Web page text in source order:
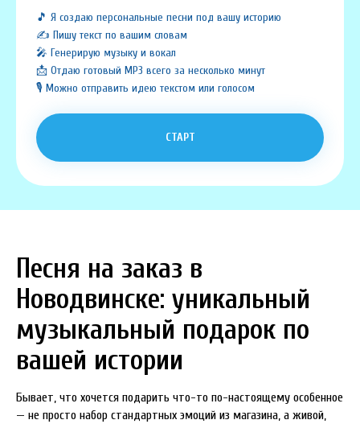
🎵 Я создаю персональные песни под вашу историю
✍️ Пишу текст по вашим словам
🎤 Генерирую музыку и вокал
📩 Отдаю готовый MP3 всего за несколько минут
🎙️ Можно отправить идею текстом или голосом
СТАРТ
Песня на заказ в
Новодвинске: уникальный
музыкальный подарок по
вашей истории
Бывает, что хочется подарить что-то по-настоящему особенное
— не просто набор стандартных эмоций из магазина, а живой,